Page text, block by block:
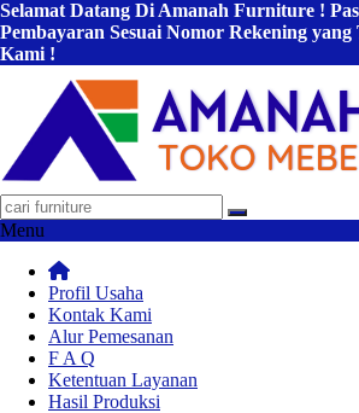
Selamat Datang Di Amanah Furniture !
Pembayaran Sesuai Nomor Rekening
Kami !
Menu
Profil Usaha
Kontak Kami
Alur Pemesanan
F A Q
Ketentuan Layanan
Hasil Produksi